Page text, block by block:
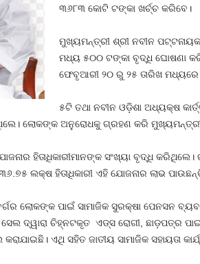
୩୬୮୩ କୋଟି ଟଙ୍କା ଖର୍ଚ୍ଚ କରିବେ।
ମୁଖ୍ୟମନ୍ତ୍ରୀ ଶ୍ରୀ ନବୀନ ପଟ୍ଟନାୟକ
ମଧ୍ୟ ୫୦୦ ଟଙ୍କା ବୃଦ୍ଧି ଘୋଷଣା
ଫେବୃଆରୀ ୨୦ ରୁ ୨୫ ତାରିଖ
୫ଟି ତଥା ନବୀନ ଓଡ଼ିଶା ଅଧ୍ୟକ୍ଷ
ଲୋକଙ୍କ ଅନୁରୋଧକୁ ଗ୍ରହଣ କରି ମୁଖ୍ୟମନ୍ତ୍ରୀ
ହିତାଧିକାରୀମାନଙ୍କ ସଂଖ୍ୟା ବୃଦ୍ଧି
ଲକ୍ଷ ହିତାଧିକାରୀ ଏହି ଯୋଜନାର ଲାଭ
ଲୋକଙ୍କ ପାଇଁ ସାମାଜିକ ସୁରକ୍ଷା ପେନସନ
ଦ୍ୱାରା ଚିହ୍ନଟକୃତ ଏଡ୍‌ସ ରୋଗୀ, ଛାଡ଼ପତ୍ର
ଏଥି ସହିତ ଜାତୀୟ ସାମାଜିକ ସହାୟତା